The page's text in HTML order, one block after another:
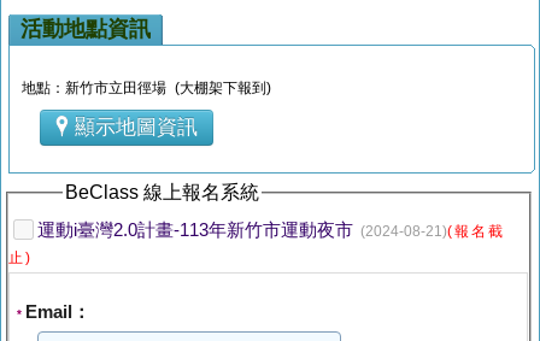
活動地點資訊
地點：新竹市立田徑場 (大棚架下報到)
顯示地圖資訊
BeClass 線上報名系統
運動i臺灣2.0計畫-113年新竹市運動夜市 (2024-08-21)(報名截
止)
* Email：